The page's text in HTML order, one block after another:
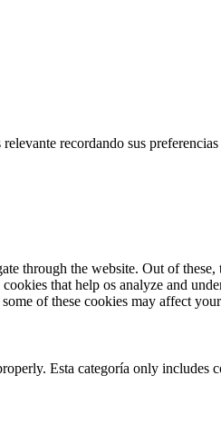
recordando sus
through the website. Out of
that help os analyze and
of these cookies may affect
Esta categoría only